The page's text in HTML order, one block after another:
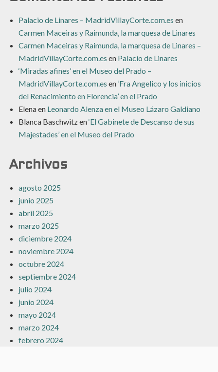
Palacio de Linares – MadridVillayCorte.com.es en
Carmen Maceiras y Raimunda, la marquesa de Linares
Carmen Maceiras y Raimunda, la marquesa de Linares –
MadridVillayCorte.com.es en Palacio de Linares
‘Miradas afines’ en el Museo del Prado –
MadridVillayCorte.com.es en‘Fra Angelico y los inicios
del Renacimiento en Florencia’ en el Prado
Elenaen Leonardo Alenza en el Museo Lázaro Galdiano
Blanca Baschwitzen‘El Gabinete de Descanso de sus
Majestades’ en el Museo del Prado
Archivos
agosto 2025
junio 2025
abril 2025
marzo 2025
diciembre 2024
noviembre 2024
octubre 2024
septiembre 2024
julio 2024
junio 2024
mayo 2024
marzo 2024
febrero 2024